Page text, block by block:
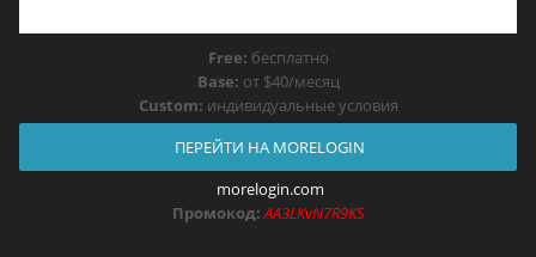
Free: бесплатно
Base: от $40/месяц
Custom: индивидуальные условия
ПЕРЕЙТИ НА MORELOGIN
morelogin.com
Промокод:AA3LKvN7R9KS